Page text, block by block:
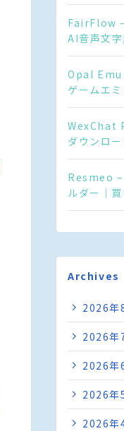
FairFlow
AI音声文
Opal Emu
ゲームエ
WexChat
ダウンロ
Resmeo –
ルダー｜
Archives
2026年
2026年
2026年
2026年
2026年